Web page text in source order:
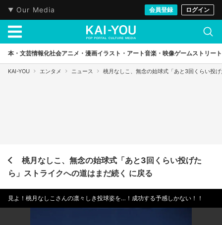
Our Media 会員登録 ログイン
本・文芸情報化社会アニメ・漫画イラスト・アート音楽・映像ゲームストリート
KAI-YOU エンタメ ニュース 桃月なしこ、無念の始球式「あと3回くらい投
桃月なしこ、無念の始球式「あと3回くらい投げた
ら」ストライクへの道はまだ続く に戻る
見よ！桃月なしこさんの凛々しき投球姿を…！成功する予感しかない！！